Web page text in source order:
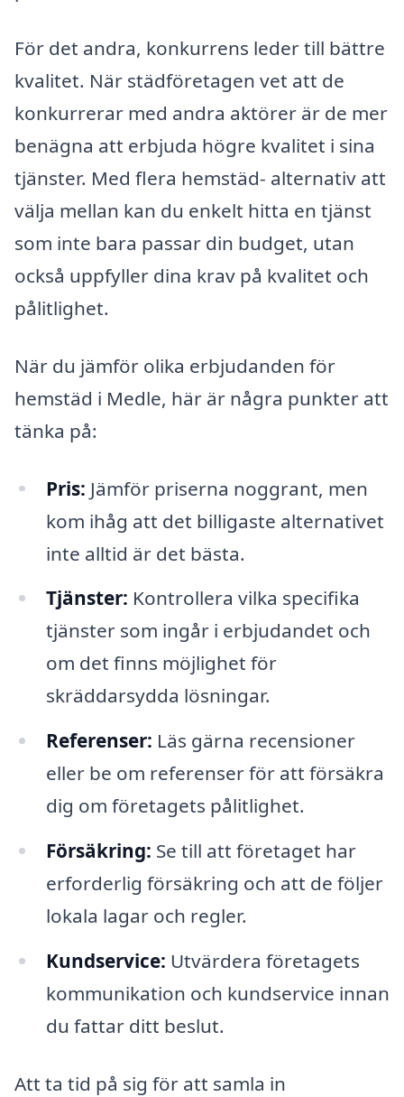
För det andra, konkurrens leder till bättre
kvalitet. När städföretagen vet att de
konkurrerar med andra aktörer är de mer
benägna att erbjuda högre kvalitet i sina
tjänster. Med flera hemstäd- alternativ att
välja mellan kan du enkelt hitta en tjänst
som inte bara passar din budget, utan
också uppfyller dina krav på kvalitet och
pålitlighet.
När du jämför olika erbjudanden för
hemstäd i Medle, här är några punkter att
tänka på:
Pris: Jämför priserna noggrant, men
kom ihåg att det billigaste alternativet
inte alltid är det bästa.
Tjänster: Kontrollera vilka specifika
tjänster som ingår i erbjudandet och
om det finns möjlighet för
skräddarsydda lösningar.
Referenser: Läs gärna recensioner
eller be om referenser för att försäkra
dig om företagets pålitlighet.
Försäkring: Se till att företaget har
erforderlig försäkring och att de följer
lokala lagar och regler.
Kundservice: Utvärdera företagets
kommunikation och kundservice innan
du fattar ditt beslut.
Att ta tid på sig för att samla in